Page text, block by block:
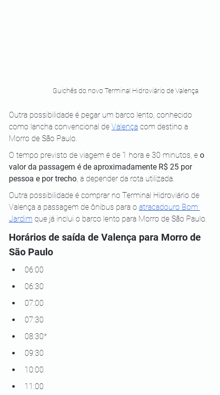
Guichês do novo Terminal Hidroviário de Valença
Outra possibilidade é pegar um barco lento, conhecido
como lancha convencional de Valença com destino a
Morro de São Paulo.
O tempo previsto de viagem é de 1 hora e 30 minutos, e o
valor da passagem é de aproximadamente R$ 25 por
pessoa e por trecho, a depender da rota utilizada.
Outra possibilidade é comprar no Terminal Hidroviário de
Valença a passagem de ônibus para o atracadouro Bom
Jardim que já inclui o barco lento para Morro de São Paulo.
Horários de saída de Valença para Morro de
São Paulo
06:00
06:30
07:00
07:30
08:30*
09:30
10:00
11:00